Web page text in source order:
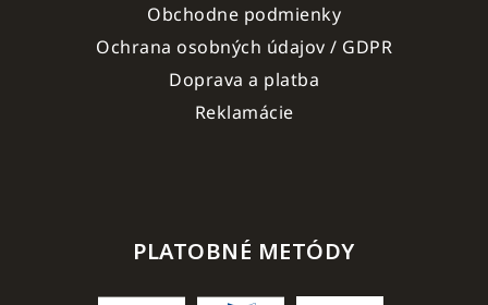
Obchodne podmienky
Ochrana osobných údajov / GDPR
Doprava a platba
Reklamácie
PLATOBNÉ METÓDY